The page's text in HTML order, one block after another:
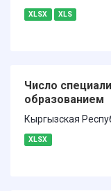
XLSX XLS
Число
образованием
Кыргызская
XLSX